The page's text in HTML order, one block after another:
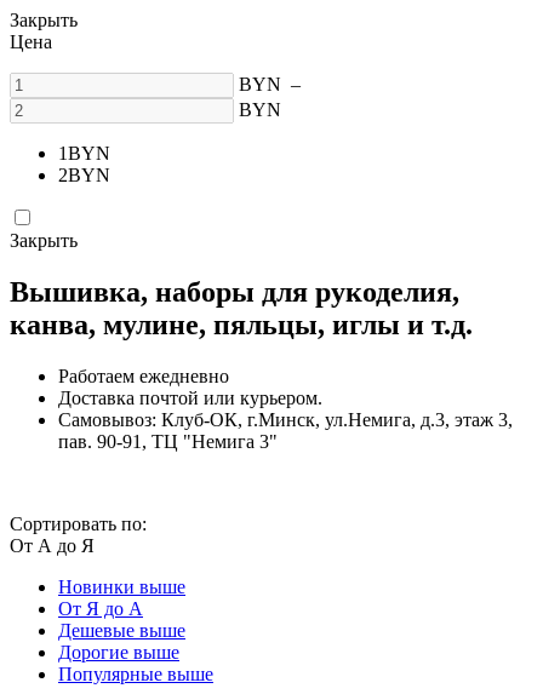
Закрыть
Цена
BYN –
BYN
1BYN
2BYN
Закрыть
Вышивка, наборы для рукоделия,
канва, мулине, пяльцы, иглы и т.д.
Работаем ежедневно
Доставка почтой или курьером.
Самовывоз: Клуб-ОК, г.Минск, ул.Немига, д.3, этаж 3,
пав. 90-91, ТЦ "Немига 3"
Сортировать по:
От А до Я
Новинки выше
От Я до А
Дешевые выше
Дорогие выше
Популярные выше